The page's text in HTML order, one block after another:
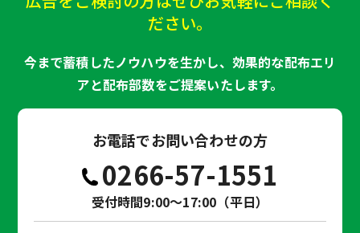
ださい。
今まで蓄積したノウハウを生かし、効果的な配布エリ
アと配布部数をご提案いたします。
お電話でお問い合わせの方
0266-57-1551
受付時間9:00～17:00（平日）